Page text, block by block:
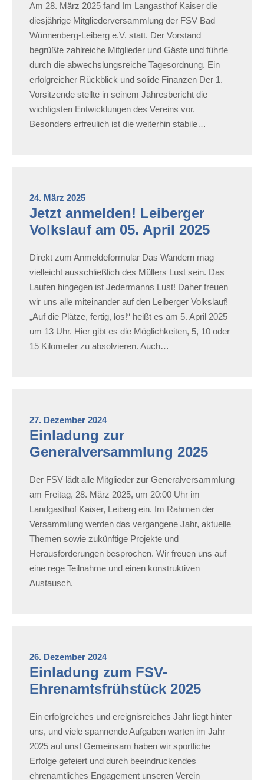
Am 28. März 2025 fand Im Langasthof Kaiser die
diesjährige Mitgliederversammlung der FSV Bad
Wünnenberg-Leiberg e.V. statt. Der Vorstand
begrüßte zahlreiche Mitglieder und Gäste und führte
durch die abwechslungsreiche Tagesordnung. Ein
erfolgreicher Rückblick und solide Finanzen Der 1.
Vorsitzende stellte in seinem Jahresbericht die
wichtigsten Entwicklungen des Vereins vor.
Besonders erfreulich ist die weiterhin stabile…
24. März 2025
Jetzt anmelden! Leiberger
Volkslauf am 05. April 2025
Direkt zum Anmeldeformular Das Wandern mag
vielleicht ausschließlich des Müllers Lust sein. Das
Laufen hingegen ist Jedermanns Lust! Daher freuen
wir uns alle miteinander auf den Leiberger Volkslauf!
„Auf die Plätze, fertig, los!“ heißt es am 5. April 2025
um 13 Uhr. Hier gibt es die Möglichkeiten, 5, 10 oder
15 Kilometer zu absolvieren. Auch…
27. Dezember 2024
Einladung zur
Generalversammlung 2025
Der FSV lädt alle Mitglieder zur Generalversammlung
am Freitag, 28. März 2025, um 20:00 Uhr im
Landgasthof Kaiser, Leiberg ein. Im Rahmen der
Versammlung werden das vergangene Jahr, aktuelle
Themen sowie zukünftige Projekte und
Herausforderungen besprochen. Wir freuen uns auf
eine rege Teilnahme und einen konstruktiven
Austausch.
26. Dezember 2024
Einladung zum FSV-
Ehrenamtsfrühstück 2025
Ein erfolgreiches und ereignisreiches Jahr liegt hinter
uns, und viele spannende Aufgaben warten im Jahr
2025 auf uns! Gemeinsam haben wir sportliche
Erfolge gefeiert und durch beeindruckendes
ehrenamtliches Engagement unseren Verein